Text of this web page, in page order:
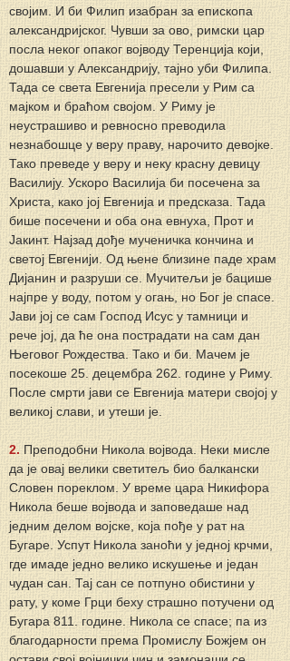
својим. И би Филип изабран за епископа
александријског. Чувши за ово, римски цар
посла неког опаког војводу Теренција који,
дошавши у Александрију, тајно уби Филипа.
Тада се света Евгенија пресели у Рим са
мајком и браћом својом. У Риму је
неустрашиво и ревносно преводила
незнабошце у веру праву, нарочито девојке.
Тако преведе у веру и неку красну девицу
Василију. Ускоро Василија би посечена за
Христа, како јој Евгенија и предсказа. Тада
бише посечени и оба она евнуха, Прот и
Јакинт. Најзад дође мученичка кончина и
светој Евгенији. Од њене близине паде храм
Дијанин и разруши се. Мучитељи је бацише
најпре у воду, потом у огањ, но Бог је спасе.
Јави јој се сам Господ Исус у тамници и
рече јој, да ће она пострадати на сам дан
Његовог Рождества. Тако и би. Мачем је
посекоше 25. децембра 262. године у Риму.
После смрти јави се Евгенија матери својој у
великој слави, и утеши је.
2. Преподобни Никола војвода. Неки мисле
да је овај велики светитељ био балкански
Словен пореклом. У време цара Никифора
Никола беше војвода и заповедаше над
једним делом војске, која пође у рат на
Бугаре. Успут Никола заноћи у једној крчми,
где имаде једно велико искушење и један
чудан сан. Тај сан се потпуно обистини у
рату, у коме Грци беху страшно потучени од
Бугара 811. године. Никола се спасе; па из
благодарности према Промислу Божјем он